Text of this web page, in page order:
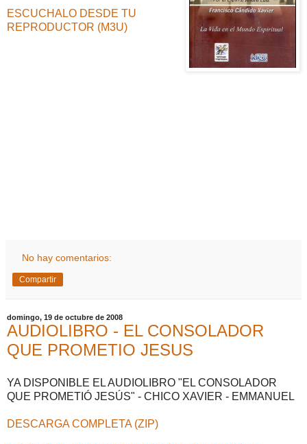
ESCUCHALO DESDE TU
REPRODUCTOR (M3U)
No hay comentarios:
Compartir
domingo, 19 de octubre de 2008
AUDIOLIBRO - EL CONSOLADOR
QUE PROMETIO JESUS
YA DISPONIBLE EL AUDIOLIBRO "EL CONSOLADOR
QUE PROMETIÓ JESÚS" - CHICO XAVIER - EMMANUEL
DESCARGA COMPLETA (ZIP)